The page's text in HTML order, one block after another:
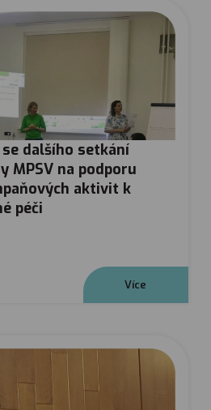
dalšího setkání
MPSV na podporu
aktivit k
péči
Více